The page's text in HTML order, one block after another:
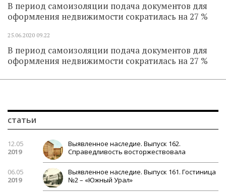
В период самоизоляции подача документов для
оформления недвижимости сократилась на 27 %
25.06.2020 09.22
В период самоизоляции подача документов для
оформления недвижимости сократилась на 27 %
статьи
12.05
2019
Выявленное наследие. Выпуск 162.
Справедливость восторжествовала
06.05
2019
Выявленное наследие. Выпуск 161. Гостиница
№2 – «Южный Урал»